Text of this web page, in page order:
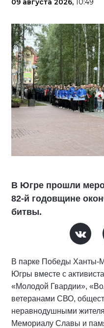
09 августа 2026, 10:49
В Югре прошли
82-й годовщине
битвы.
В парке Победы Ханты-
Югры вместе с
«Молодой Гвардии»,
ветеранами СВО,
неравнодушными
Мемориалу Славы и